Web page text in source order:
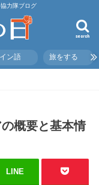
力隊ブログ
search
ン語 旅をする
概要と基本情
LINE